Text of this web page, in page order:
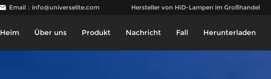
Email： info@universelite.com Hersteller von HID-Lampen im Großhandel
Heim Über uns Produkt Nachricht Fall Herunterladen